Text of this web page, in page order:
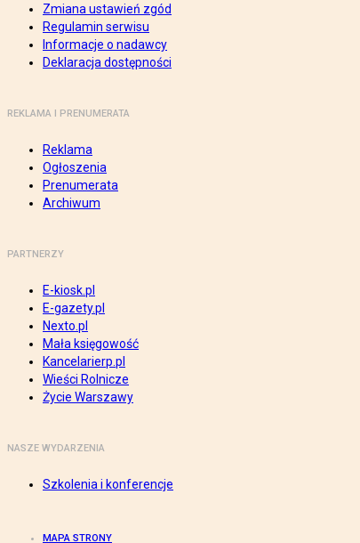
Zmiana ustawień zgód
Regulamin serwisu
Informacje o nadawcy
Deklaracja dostępności
REKLAMA I PRENUMERATA
Reklama
Ogłoszenia
Prenumerata
Archiwum
PARTNERZY
E-kiosk.pl
E-gazety.pl
Nexto.pl
Mała księgowość
Kancelarierp.pl
Wieści Rolnicze
Życie Warszawy
NASZE WYDARZENIA
Szkolenia i konferencje
MAPA STRONY